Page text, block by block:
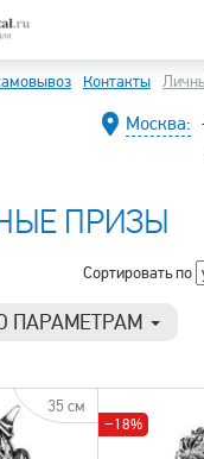
Контакты
Москва:
ПРИЗЫ
Сортировать по
ПАРАМЕТРАМ
35 см
−18%